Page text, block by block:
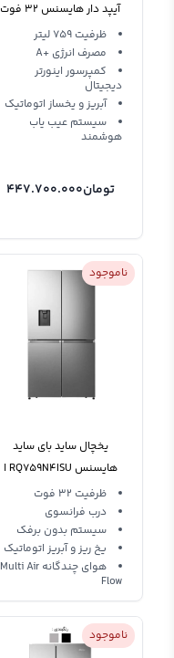
آیپد دار هایسنس 32 فوت
RQ759N4Ibu1
ظرفیت 759 لیتر
مصرف انرژی +A
کمپرسور اینورتر
دیجیتال
آبریز و یخساز اتوماتیک
سیستم عیب یاب
هوشمند
تومان447.700.000
ناموجود
یخچال ساید بای ساید
هایسنس RQ759N4ISU ا
32 فوت 2022
ظرفیت 32 فوت
درب فرانسوی
سیستم بدون برفک
یخ ریز و آبریز اتوماتیک
هوای چندگانه Multi Air
Flow
ناموجود